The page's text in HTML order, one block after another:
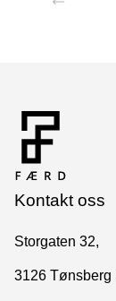
Kontakt oss
Storgaten 32,
3126 Tønsberg